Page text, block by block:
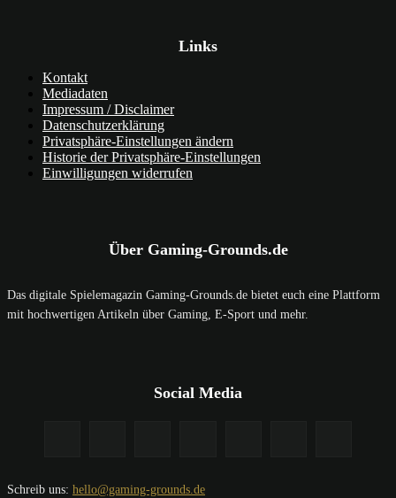
Links
Kontakt
Mediadaten
Impressum / Disclaimer
Datenschutzerklärung
Privatsphäre-Einstellungen ändern
Historie der Privatsphäre-Einstellungen
Einwilligungen widerrufen
Über Gaming-Grounds.de
Das digitale Spielemagazin Gaming-Grounds.de bietet euch eine Plattform
mit hochwertigen Artikeln über Gaming, E-Sport und mehr.
Social Media
Schreib uns: hello@gaming-grounds.de